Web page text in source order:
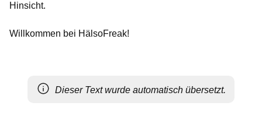
Hinsicht.
Willkommen bei HälsoFreak!
Dieser Text wurde automatisch übersetzt.